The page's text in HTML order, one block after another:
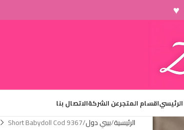
اقسام المتجرعن الشركةالاتصال بنا
الرئيسية بيبي دول Short Babydoll Cod 9367